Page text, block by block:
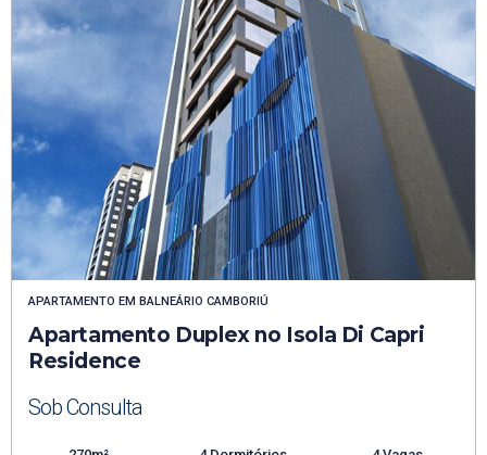
APARTAMENTO EM BALNEÁRIO CAMBORIÚ
Apartamento Duplex no Isola Di Capri
Residence
Sob Consulta